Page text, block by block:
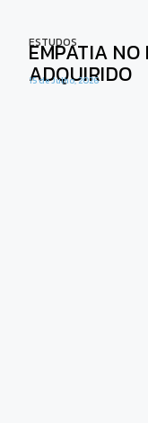
ESTUDOS
EMPATIA NO
ADQUIRIDO
15 de Julho, 2026